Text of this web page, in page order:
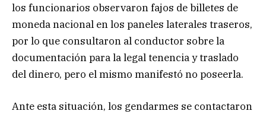
los funcionarios observaron fajos de billetes de
moneda nacional en los paneles laterales traseros,
por lo que consultaron al conductor sobre la
documentación para la legal tenencia y traslado
del dinero, pero el mismo manifestó no poseerla.
Ante esta situación, los gendarmes se contactaron